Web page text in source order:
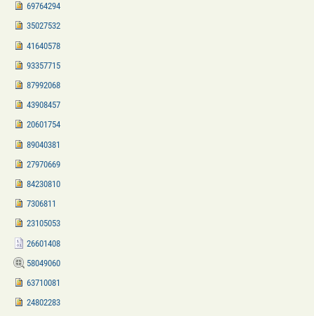
69764294
35027532
41640578
93357715
87992068
43908457
20601754
89040381
27970669
84230810
7306811
23105053
26601408
58049060
63710081
24802283